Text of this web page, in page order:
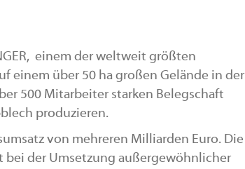
einem der weltweit größten
einem über 50 ha großen Gelände in der
500 Mitarbeiter starken Belegschaft
produzieren.
von mehreren Milliarden Euro. Die
bei der Umsetzung außergewöhnlicher